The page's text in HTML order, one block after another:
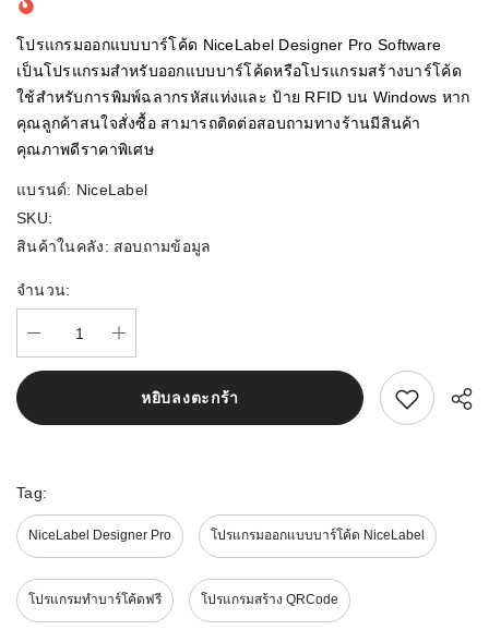
โปรแกรมออกแบบบาร์โค้ด NiceLabel Designer Pro Software
เป็นโปรแกรมสำหรับออกแบบบาร์โค้ดหรือโปรแกรมสร้างบาร์โค้ด
ใช้สำหรับการพิมพ์ฉลากรหัสแท่งและ ป้าย RFID บน Windows หาก
คุณลูกค้าสนใจสั่งซื้อ สามารถติดต่อสอบถามทางร้านมีสินค้า
คุณภาพดีราคาพิเศษ
แบรนด์: NiceLabel
SKU:
สินค้าในคลัง: สอบถามข้อมูล
จำนวน:
หยิบลงตะกร้า สนใจสิ้นค้านี้
Tag:
NiceLabel Designer Pro โปรแกรมออกแบบบาร์โค้ด NiceLabel
โปรแกรมทำบาร์โค้ดฟรี โปรแกรมสร้าง QRCode